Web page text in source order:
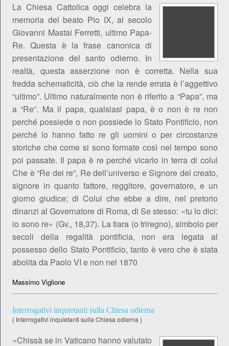
La Chiesa Cattolica oggi celebra la
memoria del beato Pio IX, al secolo
Giovanni Mastai Ferretti, ultimo Papa-
Re. Questa è la frase canonica di
presentazione del santo odierno. In
realtà, questa asserzione non è corretta. Nella sua
fredda schematicità, ciò che la rende errata è l’aggettivo
“ultimo”. Ultimo naturalmente non è riferito a “Papa”, ma
a “Re”. Ma il papa, qualsiasi papa, è o non è re non
perché possiede o non possiede lo Stato Pontificio, non
perché lo hanno fatto re gli uomini o per circostanze
storiche che come si sono formate così nel tempo sono
poi passate. Il papa è re perché vicario in terra di colui
Che è “Re dei re”, Re dell’universo e Signore del creato,
signore in quanto fattore, reggitore, governatore, e un
giorno giudice; di Colui che ebbe a dire, nel pretorio
dinanzi al Governatore di Roma, di Se stesso: «tu lo dici:
io sono re» (Gv., 18,37). La tiara (o triregno), simbolo per
secoli della regalità pontificia, non era legata al
possesso dello Stato Pontificio, tanto è vero che è stata
abolita da Paolo VI e non nel 1870
Massimo Viglione
Interrogativi inquietanti sulla Chiesa odierna
( Interrogativi inquietanti sulla Chiesa odierna )
«Chissà se in Vaticano hanno valutato